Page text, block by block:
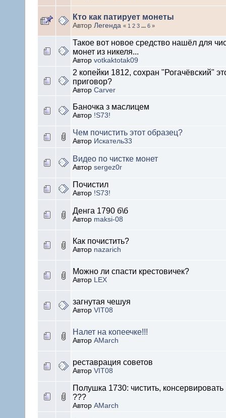
Кто как патирует монеты
Автор Легенда « 1 2 3 ... 6 »
Такое вот новое средство нашёл для
монет из никеля...
Автор votkaktotak09
2 копейки 1812, сохран "Рогачёвский"
приговор?
Автор Carver
Баночка з маслицем
Автор !S73!
Чем почистить этот образец?
Автор Искатель33
Видео по чистке монет
Автор sergez0r
Почистил
Автор !S73!
Денга 1790 б\б
Автор maksi-08
Как почистить?
Автор nazarich
Можно ли спасти крестовичек?
Автор LEX
загнутая чешуя
Автор VIT08
Налет на копеечке!!!
Автор AMarch
реставрация советов
Автор VIT08
Полушка 1730: чистить,
???
Автор AMarch